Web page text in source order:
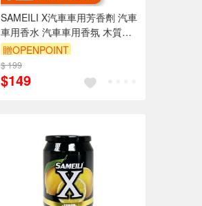
SAMEILI X汽車車用芳香劑 汽車
車用香水 汽車車用香氛 木質淡
柑橘 S-01
贈OPENPOINT
$ 199
$149